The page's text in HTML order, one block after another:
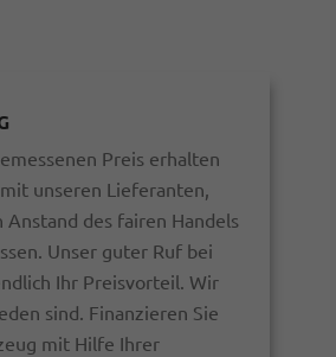
Preis erhalten
unseren Lieferanten,
Anstand des fairen Handels
Unser guter Ruf bei
Ihr Preisvorteil. Wir
sind. Finanzieren Sie
mit Hilfe Ihrer